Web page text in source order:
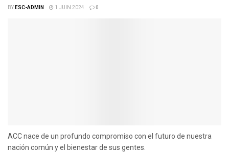
BYESC-ADMIN 1 JUIN 2024 0
ACC nace de un profundo compromiso con el futuro de nuestra
nación común y el bienestar de sus gentes.